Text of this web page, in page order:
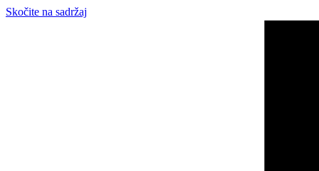
Skočite na sadržaj